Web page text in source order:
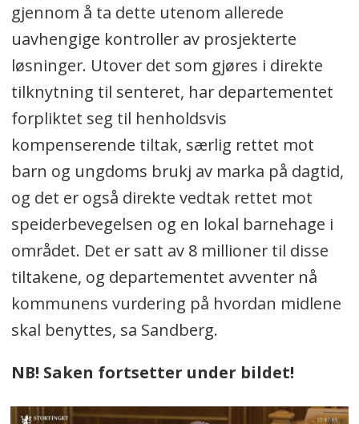
gjennom å ta dette utenom allerede
uavhengige kontroller av prosjekterte
løsninger. Utover det som gjøres i direkte
tilknytning til senteret, har departementet
forpliktet seg til henholdsvis
kompenserende tiltak, særlig rettet mot
barn og ungdoms brukj av marka på dagtid,
og det er også direkte vedtak rettet mot
speiderbevegelsen og en lokal barnehage i
området. Det er satt av 8 millioner til disse
tiltakene, og departementet avventer nå
kommunens vurdering på hvordan midlene
skal benyttes, sa Sandberg.
NB! Saken fortsetter under bildet!